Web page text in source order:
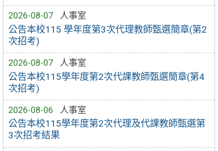
2026-08-07 人事室
公告本校115 學年度第3次代理教師甄選簡章(第2
次招考)
2026-08-07 人事室
公告本校115學年度第2次代課教師甄選簡章(第4
次招考)
2026-08-06 人事室
公告本校115學年度第2次代理及代課教師甄選第
3次招考結果